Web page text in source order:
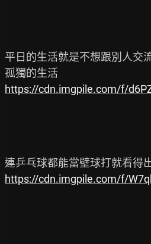
平日的生活就是不想跟別人交
https://cdn.imgpile.com/f/
https://cdn.imgpile.com/f/